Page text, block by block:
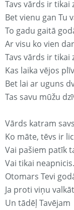
Tavs vārds ir tikai
Bet vienu gan Tu
To gadu gaitā
Ar visu ko vien
Tavs vārds ir tikai
Kas laika vējos
Bet lai ar uguns
Tas savu mūžu
Vārds katram
Ko māte, tēvs ir
Vai pašiem patīk
Vai tikai neapnicis.
Otomars Tevi
Ja proti viņu
Un tādēļ Tavējam